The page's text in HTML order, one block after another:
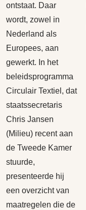
ontstaat. Daar
wordt, zowel in
Nederland als
Europees, aan
gewerkt. In het
beleidsprogramma
Circulair Textiel, dat
staatssecretaris
Chris Jansen
(Milieu) recent aan
de Tweede Kamer
stuurde,
presenteerde hij
een overzicht van
maatregelen die de